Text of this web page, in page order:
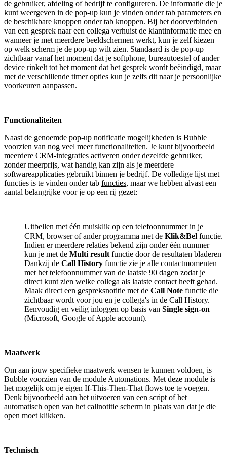
de gebruiker, afdeling of bedrijf te configureren. De informatie die je
kunt weergeven in de pop-up kun je vinden onder tab parameters en
de beschikbare knoppen onder tab knoppen. Bij het doorverbinden
van een gesprek naar een collega verhuist de klantinformatie mee en
wanneer je met meerdere beeldschermen werkt, kun je zelf kiezen
op welk scherm je de pop-up wilt zien. Standaard is de pop-up
zichtbaar vanaf het moment dat je softphone, bureautoestel of ander
device rinkelt tot het moment dat het gesprek wordt beëindigd, maar
met de verschillende timer opties kun je zelfs dit naar je persoonlijke
voorkeuren aanpassen.
Functionaliteiten
Naast de genoemde pop-up notificatie mogelijkheden is Bubble
voorzien van nog veel meer functionaliteiten. Je kunt bijvoorbeeld
meerdere CRM-integraties activeren onder dezelfde gebruiker,
zonder meerprijs, wat handig kan zijn als je meerdere
softwareapplicaties gebruikt binnen je bedrijf. De volledige lijst met
functies is te vinden onder tab functies, maar we hebben alvast een
aantal belangrijke voor je op een rij gezet:
Uitbellen met één muisklik op een telefoonnummer in je
CRM, browser of ander programma met de Klik&Bel functie.
Indien er meerdere relaties bekend zijn onder één nummer
kun je met de Multi result functie door de resultaten bladeren
Dankzij de Call History functie zie je alle contactmomenten
met het telefoonnummer van de laatste 90 dagen zodat je
direct kunt zien welke collega als laatste contact heeft gehad.
Maak direct een gespreksnotitie met de Call Note functie die
zichtbaar wordt voor jou en je collega's in de Call History.
Eenvoudig en veilig inloggen op basis van Single sign-on
(Microsoft, Google of Apple account).
Maatwerk
Om aan jouw specifieke maatwerk wensen te kunnen voldoen, is
Bubble voorzien van de module Automations. Met deze module is
het mogelijk om je eigen If-This-Then-That flows toe te voegen.
Denk bijvoorbeeld aan het uitvoeren van een script of het
automatisch open van het callnotitie scherm in plaats van dat je die
open moet klikken.
Technisch